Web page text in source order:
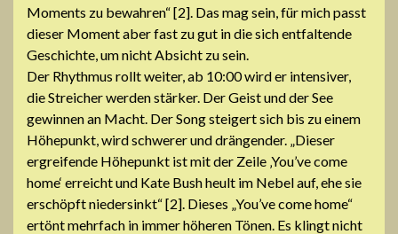
Moments zu bewahren“ [2]. Das mag sein, für mich passt
dieser Moment aber fast zu gut in die sich entfaltende
Geschichte, um nicht Absicht zu sein.
Der Rhythmus rollt weiter, ab 10:00 wird er intensiver,
die Streicher werden stärker. Der Geist und der See
gewinnen an Macht. Der Song steigert sich bis zu einem
Höhepunkt, wird schwerer und drängender. „Dieser
ergreifende Höhepunkt ist mit der Zeile ‚You’ve come
home‘ erreicht und Kate Bush heult im Nebel auf, ehe sie
erschöpft niedersinkt“ [2]. Dieses „You’ve come home“
ertönt mehrfach in immer höheren Tönen. Es klingt nicht